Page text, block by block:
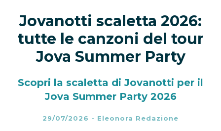
Jovanotti scaletta 2026:
tutte le canzoni del tour
Jova Summer Party
Scopri la scaletta di Jovanotti per il
Jova Summer Party 2026
29/07/2026 - Eleonora Redazione